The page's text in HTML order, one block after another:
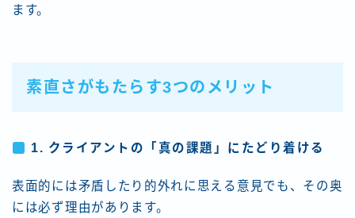
ます。
素直さがもたらす3つのメリット
1. クライアントの「真の課題」にたどり着ける
表面的には矛盾したり的外れに思える意見でも、その奥
には必ず理由があります。